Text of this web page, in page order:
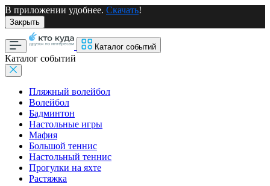
В приложении удобнее. Скачать!
Закрыть
Каталог событий
Каталог событий
Пляжный волейбол
Волейбол
Бадминтон
Настольные игры
Мафия
Большой теннис
Настольный теннис
Прогулки на яхте
Растяжка